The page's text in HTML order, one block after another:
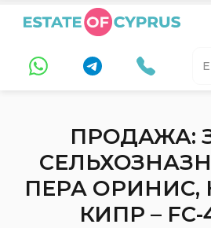
ПРОДАЖА:
ПЕРА ОРИНИС,
КИПР – FC-